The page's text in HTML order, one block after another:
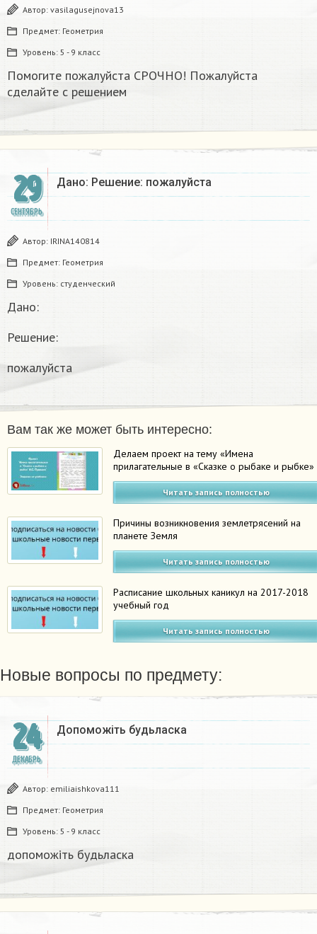
Автор: vasilagusejnova13
Предмет: Геометрия
Уровень: 5 - 9 класс
Помогите пожалуйста СРОЧНО! Пожалуйста
сделайте с решением
29
СЕНТЯБРЬ
Дано: Решение: пожалуйста
Автор: IRINA140814
Предмет: Геометрия
Уровень: студенческий
Дано:
Решение:
пожалуйста
Вам так же может быть интересно:
Делаем проект на тему «Имена
прилагательные в «Сказке о рыбаке и рыбке»
Читать запись полностью
Причины возникновения землетрясений на
планете Земля
Читать запись полностью
Расписание школьных каникул на 2017-2018
учебный год
Читать запись полностью
Новые вопросы по предмету:
24
ДЕКАБРЬ
Допоможіть будьласка
Автор: emiliaishkova111
Предмет: Геометрия
Уровень: 5 - 9 класс
допоможіть будьласка